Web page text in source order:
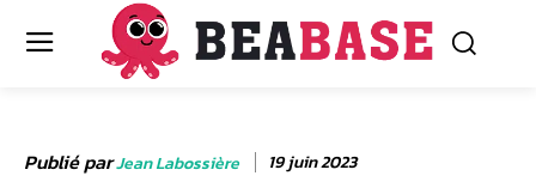
Publié parJean Labossière 19 juin 2023